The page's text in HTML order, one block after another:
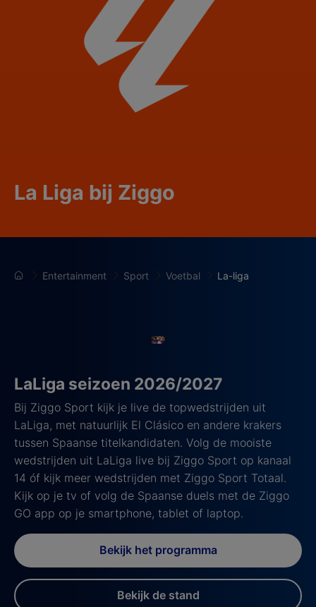
La Liga bij Ziggo
Entertainment Sport Voetbal La-liga
LaLiga seizoen 2026/2027
Bij Ziggo Sport kijk je live de topwedstrijden uit
LaLiga, met natuurlijk El Clásico en andere krakers
tussen Spaanse titelkandidaten. Volg de mooiste
wedstrijden uit LaLiga live bij Ziggo Sport op kanaal
14 óf kijk meer wedstrijden met Ziggo Sport Totaal.
Kijk op je tv of volg de Spaanse duels met de Ziggo
GO app op je smartphone, tablet of laptop.
Bekijk het programma
Bekijk de stand